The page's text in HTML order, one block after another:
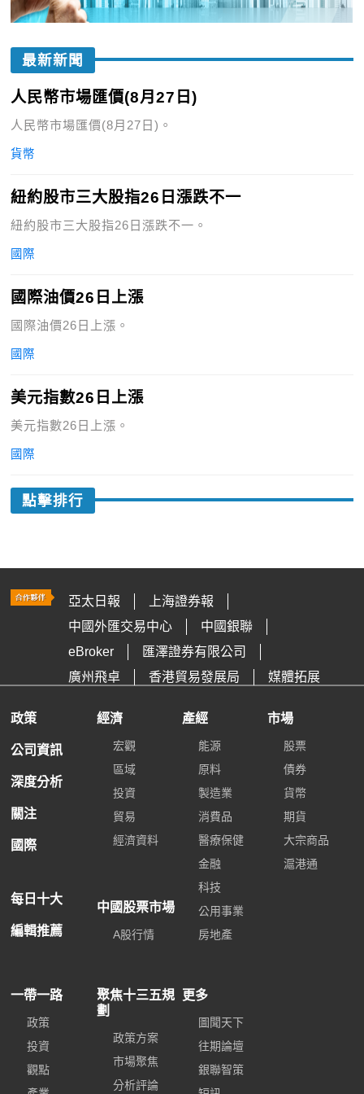
最新新聞
人民幣市場匯價(8月27日)
人民幣市場匯價(8月27日)。
貨幣
紐約股市三大股指26日漲跌不一
紐約股市三大股指26日漲跌不一。
國際
國際油價26日上漲
國際油價26日上漲。
國際
美元指數26日上漲
美元指數26日上漲。
國際
點擊排行
亞太日報
上海證券報
中國外匯交易中心
中國銀聯
eBroker
匯澤證券有限公司
廣州飛卓
香港貿易發展局 媒體拓展
政策
公司資訊
深度分析
關注
國際
每日十大
編輯推薦
經濟
宏觀
區域
投資
貿易
經濟資料
中國股票市場
A股行情
產經
能源
原料
製造業
消費品
醫療保健
金融
科技
公用事業
房地產
市場
股票
債券
貨幣
期貨
大宗商品
滬港通
一帶一路
政策
投資
觀點
聚焦十三五規
劃
政策方案
市場聚焦
分析評論
更多
圖聞天下
往期論壇
銀聯智策